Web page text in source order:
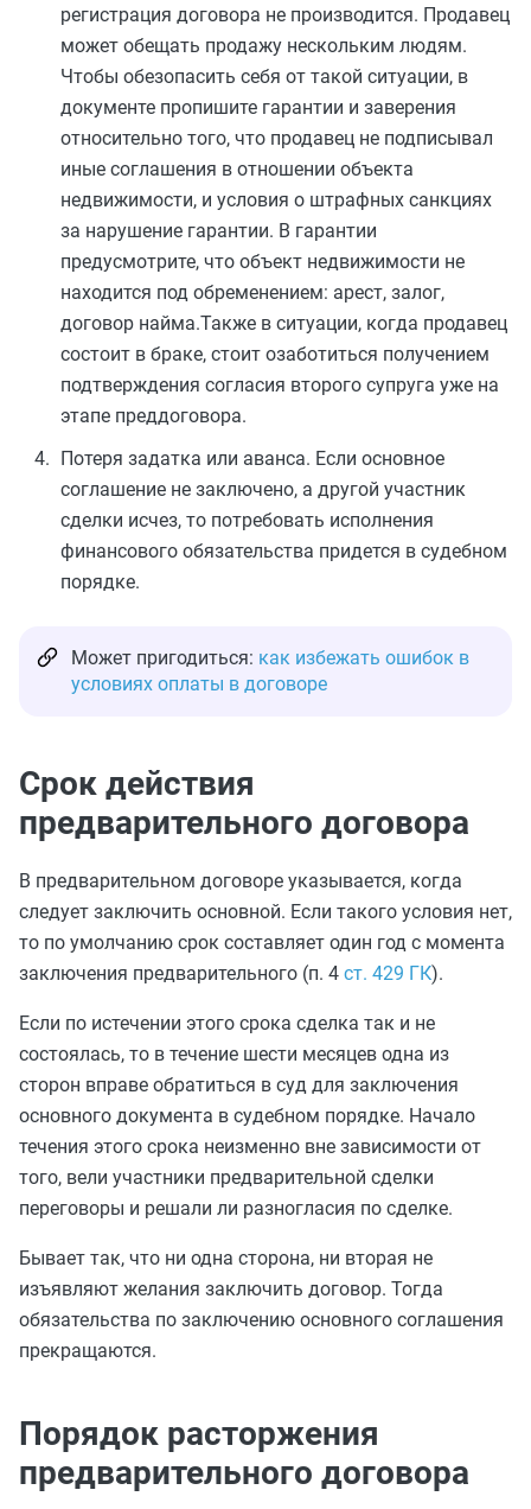
регистрация договора не производится. Продавец
может обещать продажу нескольким людям.
Чтобы обезопасить себя от такой ситуации, в
документе пропишите гарантии и заверения
относительно того, что продавец не подписывал
иные соглашения в отношении объекта
недвижимости, и условия о штрафных санкциях
за нарушение гарантии. В гарантии
предусмотрите, что объект недвижимости не
находится под обременением: арест, залог,
договор найма.Также в ситуации, когда продавец
состоит в браке, стоит озаботиться получением
подтверждения согласия второго супруга уже на
этапе преддоговора.
Потеря задатка или аванса. Если основное
соглашение не заключено, а другой участник
сделки исчез, то потребовать исполнения
финансового обязательства придется в судебном
порядке.
Может пригодиться: как избежать ошибок в
условиях оплаты в договоре
Срок действия
предварительного договора
В предварительном договоре указывается, когда
следует заключить основной. Если такого условия нет,
то по умолчанию срок составляет один год с момента
заключения предварительного (п. 4 ст. 429 ГК).
Если по истечении этого срока сделка так и не
состоялась, то в течение шести месяцев одна из
сторон вправе обратиться в суд для заключения
основного документа в судебном порядке. Начало
течения этого срока неизменно вне зависимости от
того, вели участники предварительной сделки
переговоры и решали ли разногласия по сделке.
Бывает так, что ни одна сторона, ни вторая не
изъявляют желания заключить договор. Тогда
обязательства по заключению основного соглашения
прекращаются.
Порядок расторжения
предварительного договора